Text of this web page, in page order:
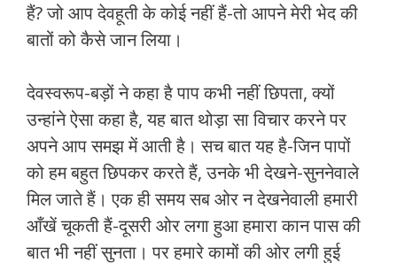
हैं? जो आप देवहूती के कोई नहीं हैं-तो आपने मेरी भेद की
बातों को कैसे जान लिया।
देवस्वरूप-बड़ों ने कहा है पाप कभी नहीं छिपता, क्यों
उन्हांने ऐसा कहा है, यह बात थोड़ा सा विचार करने पर
अपने आप समझ में आती है। सच बात यह है-जिन पापों
को हम बहुत छिपकर करते हैं, उनके भी देखने-सुननेवाले
मिल जाते हैं। एक ही समय सब ओर न देखनेवाली हमारी
आँखें चूकती हैं-दूसरी ओर लगा हुआ हमारा कान पास की
बात भी नहीं सुनता। पर हमारे कामों की ओर लगी हुई